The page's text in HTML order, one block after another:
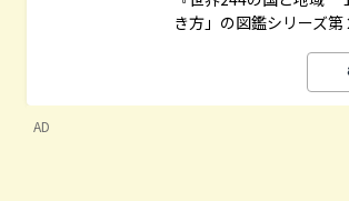
き方」の図鑑シリーズ第
AD